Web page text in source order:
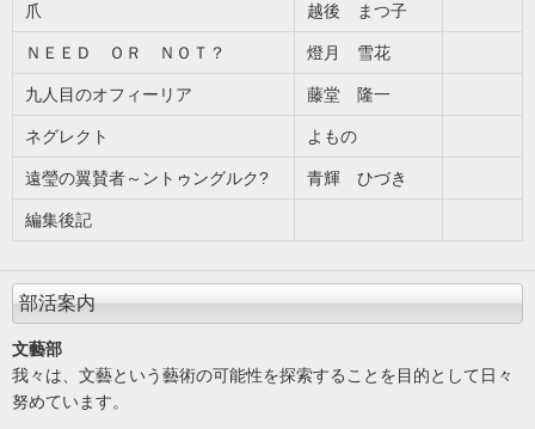
爪 越後 まつ子
ＮＥＥＤ ＯＲ ＮＯＴ？ 燈月 雪花
九人目のオフィーリア 藤堂 隆一
ネグレクト よもの
遠瑩の翼賛者～ントゥングルク? 青輝 ひづき
編集後記
部活案内
文藝部
我々は、文藝という藝術の可能性を探索することを目的として日々
努めています。